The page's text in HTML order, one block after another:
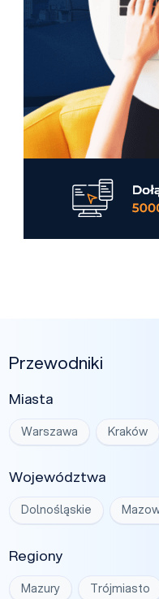
Przewodniki
Miasta
Warszawa Kraków
Województwa
Dolnośląskie
Regiony
Mazury Trójmiasto